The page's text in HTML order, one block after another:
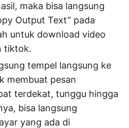
maka bisa langsung
Output Text” pada
untuk download video
tiktok.
tempel langsung ke
membuat pesan
terdekat, tunggu hingga
bisa langsung
yang ada di